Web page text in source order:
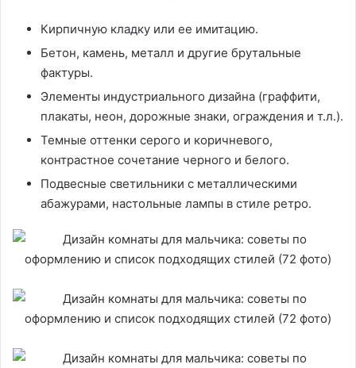
Кирпичную кладку или ее имитацию.
Бетон, камень, металл и другие брутальные
фактуры.
Элементы индустриального дизайна (граффити,
плакаты, неон, дорожные знаки, ограждения и т.л.).
Темные оттенки серого и коричневого,
контрастное сочетание черного и белого.
Подвесные светильники с металлическими
абажурами, настольные лампы в стиле ретро.